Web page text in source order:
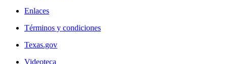
Enlaces
Términos y condiciones
Texas.gov
Videoteca